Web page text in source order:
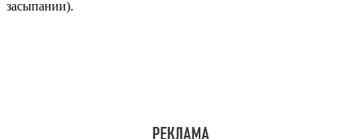
засыпании).